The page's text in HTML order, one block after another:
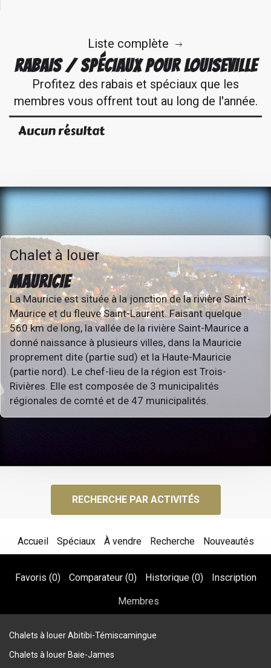
Liste complète
RABAIS / SPÉCIAUX POUR LOUISEVILLE
Profitez des rabais et spéciaux que les
membres vous offrent tout au long de l'année.
Aucun résultat
Chalet à louer
MAURICIE
La Mauricie est située à la jonction de la rivière Saint-
Maurice et du fleuve Saint-Laurent. Faisant quelque
560 km de long, la vallée de la rivière Saint-Maurice a
donné naissance à plusieurs villes, dans la Mauricie
proprement dite (partie sud) et la Haute-Mauricie
(partie nord). Le chef-lieu de la région est Trois-
Rivières. Elle est composée de 3 municipalités
régionales de comté et de 47 municipalités.
RECHERCHE PAR ACTIVITÉS
Accueil Spéciaux À vendre Recherche Nouveautés
Favoris (0) Comparateur (0) Historique (0) Inscription
Membres
Chalets à louer Abitibi-Témiscamingue
Chalets à louer Baie-James